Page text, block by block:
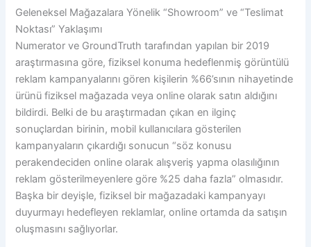
Geleneksel Mağazalara Yönelik “Showroom” ve “Teslimat
Noktası” Yaklaşımı
Numerator ve GroundTruth tarafından yapılan bir 2019
araştırmasına göre, fiziksel konuma hedeflenmiş görüntülü
reklam kampanyalarını gören kişilerin %66’sının nihayetinde
ürünü fiziksel mağazada veya online olarak satın aldığını
bildirdi. Belki de bu araştırmadan çıkan en ilginç
sonuçlardan birinin, mobil kullanıcılara gösterilen
kampanyaların çıkardığı sonucun “söz konusu
perakendeciden online olarak alışveriş yapma olasılığının
reklam gösterilmeyenlere göre %25 daha fazla” olmasıdır.
Başka bir deyişle, fiziksel bir mağazadaki kampanyayı
duyurmayı hedefleyen reklamlar, online ortamda da satışın
oluşmasını sağlıyorlar.